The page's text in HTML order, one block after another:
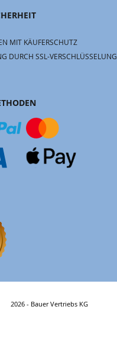
MIT KÄUFERSCHUTZ
DURCH SSL-VERSCHLÜSSELUNG
2026 - Bauer Vertriebs KG